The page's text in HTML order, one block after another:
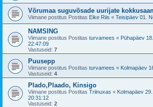
Võrumaa suguvõsade uurijate
Viimane postitus Postitas Eike Riis « Teisipäev 01.
NAMSING
Viimane postitus Postitas turvamees « Pühapäev
22:47:09
Vastuseid: 7
Puusepp
Viimane postitus Postitas turvamees « Kolmapäev
Vastuseid: 4
Plado,Plaado, Kinsigo
Viimane postitus Postitas Triinuxas « Kolmapäev
20:31:12
Vastuseid: 2